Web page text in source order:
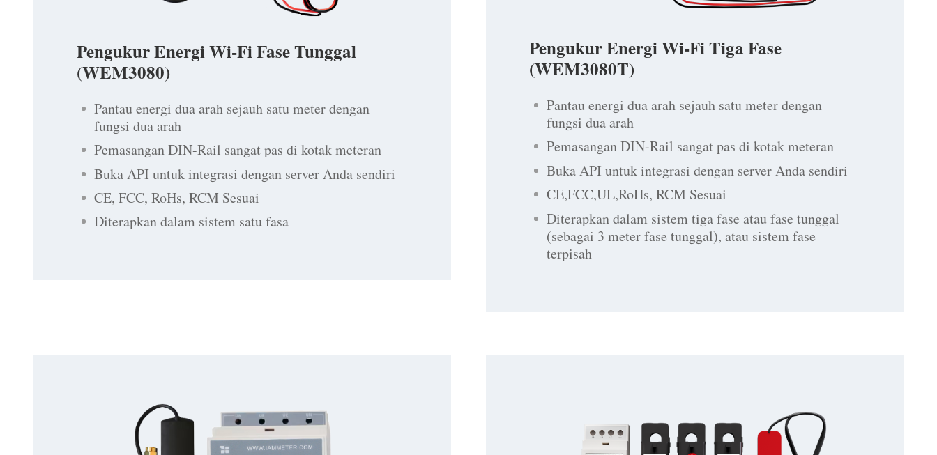
Pengukur Energi Wi-Fi Tiga Fase
(WEM3080T)
Pantau energi dua arah sejauh satu meter dengan
fungsi dua arah
Pemasangan DIN-Rail sangat pas di kotak meteran
Buka API untuk integrasi dengan server Anda sendiri
CE,FCC,UL,RoHs, RCM Sesuai
Diterapkan dalam sistem tiga fase atau fase tunggal
(sebagai 3 meter fase tunggal), atau sistem fase
terpisah
Pengukur Energi Wi-Fi Fase Tunggal
(WEM3080)
Pantau energi dua arah sejauh satu meter dengan
fungsi dua arah
Pemasangan DIN-Rail sangat pas di kotak meteran
Buka API untuk integrasi dengan server Anda sendiri
CE, FCC, RoHs, RCM Sesuai
Diterapkan dalam sistem satu fasa